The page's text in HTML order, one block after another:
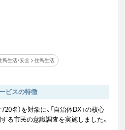
民生活・安全 住民生活
ビスの特徴
名）を対象に、「自治体DX」の核心
る市民の意識調査を実施しました。